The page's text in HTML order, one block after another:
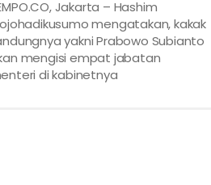
Jakarta – Hashim
mengatakan, kakak
yakni Prabowo Subianto
mengisi empat jabatan
di kabinetnya